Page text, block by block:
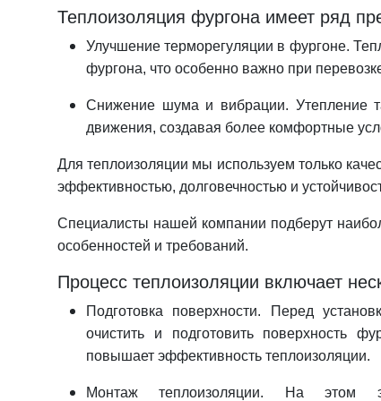
Теплоизоляция фургона имеет ряд
Улучшение терморегуляции в фургоне.
фургона, что особенно важно при
Снижение шума и вибрации. Утепление
движения, создавая более комфортные
Для теплоизоляции мы используем только
эффективностью, долговечностью и
Специалисты нашей компании подберут
особенностей и требований.
Процесс теплоизоляции включает
Подготовка поверхности. Перед
очистить и подготовить поверхность
повышает эффективность теплоизоляции.
Монтаж теплоизоляции. На этом